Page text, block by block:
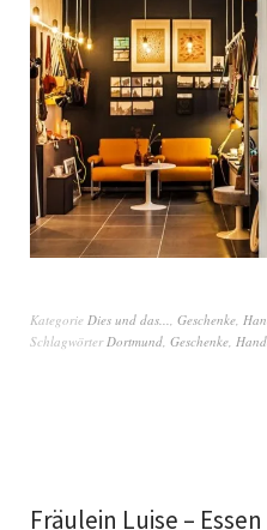
Kategorie Dies und das..., Geschenke,
SchlagwörterDortmund, Geschenke,
Fräulein Luise – Essen